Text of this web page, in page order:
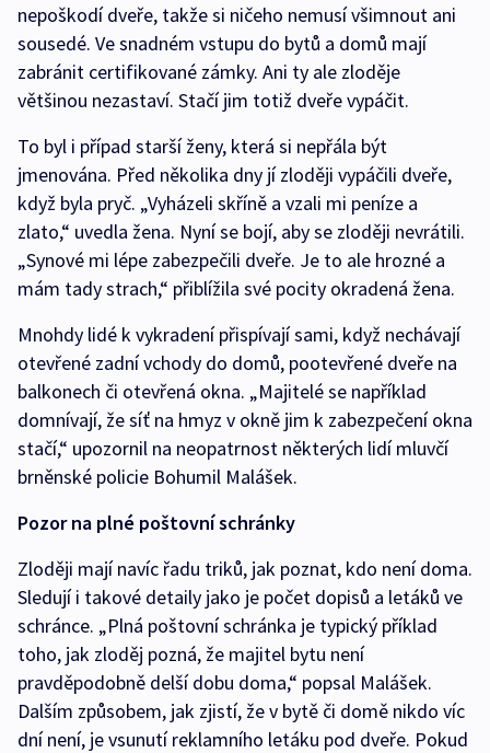
nepoškodí dveře, takže si ničeho nemusí všimnout ani
sousedé. Ve snadném vstupu do bytů a domů mají
zabránit certifikované zámky. Ani ty ale zloděje
většinou nezastaví. Stačí jim totiž dveře vypáčit.
To byl i případ starší ženy, která si nepřála být
jmenována. Před několika dny jí zloději vypáčili dveře,
když byla pryč. „Vyházeli skříně a vzali mi peníze a
zlato,“ uvedla žena. Nyní se bojí, aby se zloději nevrátili.
„Synové mi lépe zabezpečili dveře. Je to ale hrozné a
mám tady strach,“ přiblížila své pocity okradená žena.
Mnohdy lidé k vykradení přispívají sami, když nechávají
otevřené zadní vchody do domů, pootevřené dveře na
balkonech či otevřená okna. „Majitelé se například
domnívají, že síť na hmyz v okně jim k zabezpečení okna
stačí,“ upozornil na neopatrnost některých lidí mluvčí
brněnské policie Bohumil Malášek.
Pozor na plné poštovní schránky
Zloději mají navíc řadu triků, jak poznat, kdo není doma.
Sledují i takové detaily jako je počet dopisů a letáků ve
schránce. „Plná poštovní schránka je typický příklad
toho, jak zloděj pozná, že majitel bytu není
pravděpodobně delší dobu doma,“ popsal Malášek.
Dalším způsobem, jak zjistí, že v bytě či domě nikdo víc
dní není, je vsunutí reklamního letáku pod dveře. Pokud